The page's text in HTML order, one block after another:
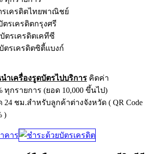
ตรเครดิตไทยพาณิชย์
ตรเครดิตกรุงศรี
ตรเครดิตเคทีซี
ตรเครดิตซิตี้แบงก์
ำเครื่องรูดบัตรไปบริการ คิดค่า
ทุกรายการ (ยอด 10,000 ขึ้นไป)
ชม.สำหรับลูกค้าต่างจังหวัด ( QR Code
)